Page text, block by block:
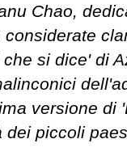
Chao,
si dice' di
versione di
piccoli